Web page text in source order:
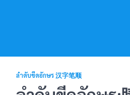
ลำดับขีดอักษร 汉字笔顺